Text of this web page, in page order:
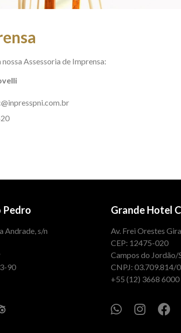
Assessoria de Imprensa:
Pedro
Andrade, s/n
90
Grande Hotel
Av. Frei Orestes
CEP: 12475-020
Campos do Jordão/
CNPJ: 03.709.814/
+55 (12) 3668 6000